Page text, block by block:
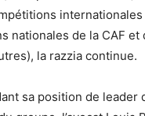
internationales
de la CAF et
la razzia continue.
sa position de leader